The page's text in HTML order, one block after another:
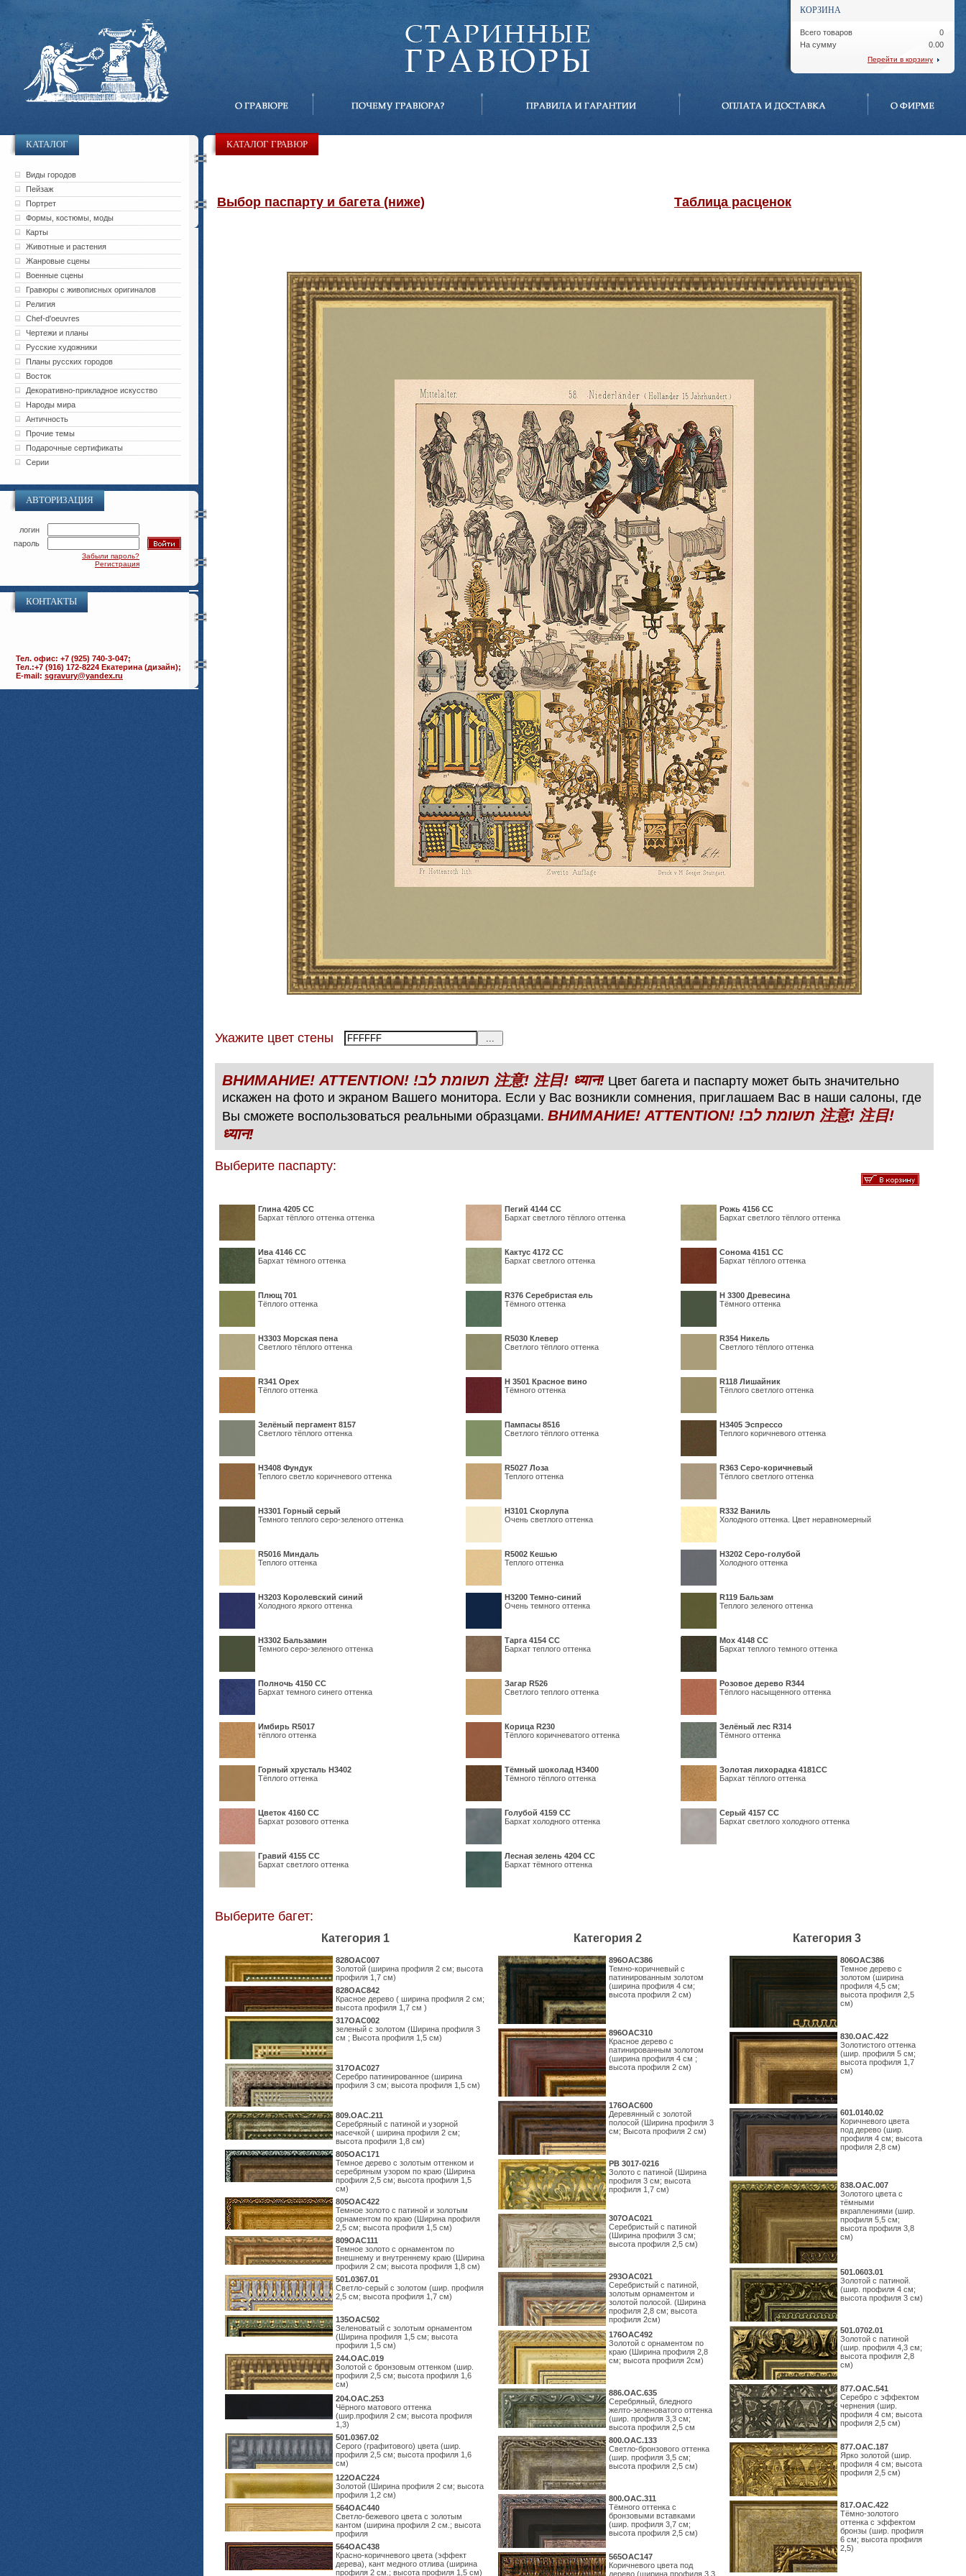
КОРЗИНА
Всего товаров
На сумму
0
0.00
Перейти в корзину
КАТАЛОГ
Виды городов
Пейзаж
Портрет
Формы, костюмы, моды
Карты
Животные и растения
Жанровые сцены
Военные сцены
Гравюры с живописных оригиналов
Религия
Chef-d'oeuvres
Чертежи и планы
Русские художники
Планы русских городов
Восток
Декоративно-прикладное искусство
Народы мира
Античность
Прочие темы
Подарочные сертификаты
Серии
АВТОРИЗАЦИЯ
логин
пароль
Забыли пароль?
Регистрация
КОНТАКТЫ
Тел. офис: +7 (925) 740-3-047;
Тел.:+7 (916) 172-8224 Екатерина (дизайн);
E-mail: sgravury@yandex.ru
КАТАЛОГ ГРАВЮР
Выбор паспарту и багета (ниже) Таблица расценок
Укажите цвет стены
ВНИМАНИЕ! ATTENTION! !תשומת לב 注意! 注目! ध्यान! Цвет багета и паспарту может быть значительно
искажен на фото и экраном Вашего монитора. Если у Вас возникли сомнения, приглашаем Вас в наши салоны, где
Вы сможете воспользоваться реальными образцами. ВНИМАНИЕ! ATTENTION! !תשומת לב 注意! 注目!
ध्यान!
Выберите паспарту:
Глина 4205 СС
Бархат тёплого оттенка оттенка
Пегий 4144 СС
Бархат светлого тёплого оттенка
Рожь 4156 СС
Бархат светлого тёплого оттенка
Ива 4146 СС
Бархат тёмного оттенка
Кактус 4172 СС
Бархат светлого оттенка
Сонома 4151 СС
Бархат тёплого оттенка
Плющ 701
Тёплого оттенка
R376 Серебристая ель
Тёмного оттенка
H 3300 Древесина
Тёмного оттенка
H3303 Морская пена
Светлого тёплого оттенка
R5030 Клевер
Светлого тёплого оттенка
R354 Никель
Светлого тёплого оттенка
R341 Орех
Тёплого оттенка
Н 3501 Красное вино
Тёмного оттенка
R118 Лишайник
Тёплого светлого оттенка
Зелёный пергамент 8157
Светлого тёплого оттенка
Пампасы 8516
Светлого тёплого оттенка
Н3405 Эспрессо
Теплого коричневого оттенка
Н3408 Фундук
Теплого светло коричневого оттенка
R5027 Лоза
Теплого оттенка
R363 Серо-коричневый
Тёплого светлого оттенка
Н3301 Горный серый
Темного теплого серо-зеленого оттенка
Н3101 Скорлупа
Очень светлого оттенка
R332 Ваниль
Холодного оттенка. Цвет неравномерный
R5016 Миндаль
Теплого оттенка
R5002 Кешью
Теплого оттенка
Н3202 Серо-голубой
Холодного оттенка
Н3203 Королевский синий
Холодного яркого оттенка
Н3200 Темно-синий
Очень темного оттенка
R119 Бальзам
Теплого зеленого оттенка
Н3302 Бальзамин
Темного серо-зеленого оттенка
Тарга 4154 СС
Бархат теплого оттенка
Мох 4148 СС
Бархат теплого темного оттенка
Полночь 4150 СС
Бархат темного синего оттенка
Загар R526
Светлого теплого оттенка
Розовое дерево R344
Тёплого насыщенного оттенка
Имбирь R5017
тёплого оттенка
Корица R230
Тёплого коричневатого оттенка
Зелёный лес R314
Тёмного оттенка
Горный хрусталь H3402
Тёплого оттенка
Тёмный шоколад H3400
Тёмного тёплого оттенка
Золотая лихорадка 4181СС
Бархат тёплого оттенка
Цветок 4160 СС
Бархат розового оттенка
Голубой 4159 СС
Бархат холодного оттенка
Серый 4157 СС
Бархат светлого холодного оттенка
Гравий 4155 СС
Бархат светлого оттенка
Лесная зелень 4204 СС
Бархат тёмного оттенка
Выберите багет:
Категория 1 Категория 2 Категория 3
828OAC007
Золотой (ширина профиля 2 см; высота
профиля 1,7 см)
828OAC842
Красное дерево ( ширина профиля 2 см;
высота профиля 1,7 см )
317OAC002
зеленый с золотом (Ширина профиля 3
см ; Высота профиля 1,5 см)
317OAC027
Серебро патинированное (ширина
профиля 3 см; высота профиля 1,5 см)
809.ОАС.211
Серебряный с патиной и узорной
насечкой ( ширина профиля 2 см;
высота профиля 1,8 см)
805OAC171
Темное дерево с золотым оттенком и
серебряным узором по краю (Ширина
профиля 2,5 см; высота профиля 1,5
см)
805OAC422
Темное золото с патиной и золотым
орнаментом по краю (Ширина профиля
2,5 см; высота профиля 1,5 см)
809OAC111
Темное золото с орнаментом по
внешнему и внутреннему краю (Ширина
профиля 2 см; высота профиля 1,8 см)
501.0367.01
Светло-серый с золотом (шир. профиля
2,5 см; высота профиля 1,7 см)
135OAC502
Зеленоватый с золотым орнаментом
(Ширина профиля 1,5 см; высота
профиля 1,5 см)
244.ОАС.019
Золотой с бронзовым оттенком (шир.
профиля 2,5 см; высота профиля 1,6
см)
204.OAC.253
Чёрного матового оттенка
(шир.профиля 2 см; высота профиля
1,3)
501.0367.02
Серого (графитового) цвета (шир.
профиля 2,5 см; высота профиля 1,6
см)
122OAC224
Золотой (Ширина профиля 2 см; высота
профиля 1,2 см)
564ОАС440
Светло-бежевого цвета с золотым
кантом (ширина профиля 2 см.; высота
профиля
564ОАС438
Красно-коричневого цвета (эффект
дерева), кант медного отлива (ширина
профиля 2 см.; высота профиля 1,5 см)
896OAC386
Темно-коричневый с
патинированным золотом
(ширина профиля 4 см;
высота профиля 2 см)
896OAC310
Красное дерево с
патинированным золотом
(ширина профиля 4 см ;
высота профиля 2 см)
176OAC600
Деревянный с золотой
полосой (Ширина профиля 3
см; Высота профиля 2 см)
PB 3017-0216
Золото с патиной (Ширина
профиля 3 см; высота
профиля 1,7 см)
307OAC021
Серебристый с патиной
(Ширина профиля 3 см;
высота профиля 2,5 см)
293OAC021
Серебристый с патиной,
золотым орнаментом и
золотой полосой. (Ширина
профиля 2,8 см; высота
профиля 2см)
176OAC492
Золотой с орнаментом по
краю (Ширина профиля 2,8
см; высота профиля 2см)
886.ОАС.635
Серебряный, бледного
желто-зеленоватого оттенка
(шир. профиля 3,3 см;
высота профиля 2,5 см
800.ОАС.133
Светло-бронзового оттенка
(шир. профиля 3,5 см;
высота профиля 2,5 см)
800.ОАС.311
Тёмного оттенка с
бронзовыми вставками
(шир. профиля 3,7 см;
высота профиля 2,5 см)
565ОАС147
Коричневого цвета под
дерево (ширина профиля 3,3
806OAC386
Темное дерево с
золотом (ширина
профиля 4,5 см;
высота профиля 2,5
см)
830.ОАС.422
Золотистого оттенка
(шир. профиля 5 см;
высота профиля 1,7
см)
601.0140.02
Коричневого цвета
под дерево (шир.
профиля 4 см; высота
профиля 2,8 см)
838.ОАС.007
Золотого цвета с
тёмными
вкраплениями (шир.
профиля 5,5 см;
высота профиля 3,8
см)
501.0603.01
Золотой с патиной.
(шир. профиля 4 см;
высота профиля 3 см)
501.0702.01
Золотой с патиной
(шир. профиля 4,3 см;
высота профиля 2,8
см)
877.ОАС.541
Серебро с эффектом
чернения (шир.
профиля 4 см; высота
профиля 2,5 см)
877.ОАС.187
Ярко золотой (шир.
профиля 4 см; высота
профиля 2,5 см)
817.ОАС.422
Тёмно-золотого
оттенка с эффектом
бронзы (шир. профиля
6 см; высота профиля
2,5)